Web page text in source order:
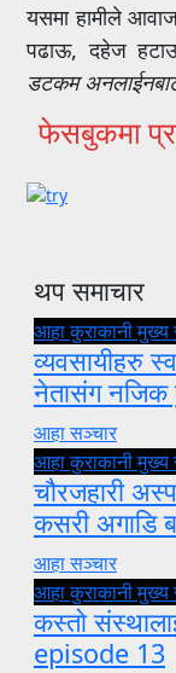
यसमा हामीले
पढाऊ, दहेज
डटकम
फेसबुकमा
थप समाचार
आहा कुराकानीमुख्य
व्यवसायीहरु
नेतासंग नजिक
आहा सञ्चार
आहा कुराकानीमुख्य
चौरजहारी
कसरी अगाडि
आहा सञ्चार
आहा कुराकानीमुख्य
कस्तो
episode 13